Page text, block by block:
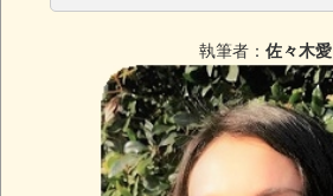
執筆者： 佐々木愛